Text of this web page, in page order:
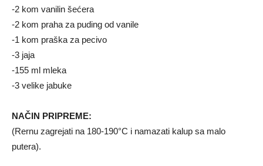
-2 kom vanilin šećera
-2 kom praha za puding od vanile
-1 kom praška za pecivo
-3 jaja
-155 ml mleka
-3 velike jabuke
NAČIN PRIPREME:
(Rernu zagrejati na 180-190°C i namazati kalup sa malo
putera).